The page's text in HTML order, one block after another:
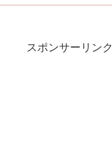
スポンサーリンク